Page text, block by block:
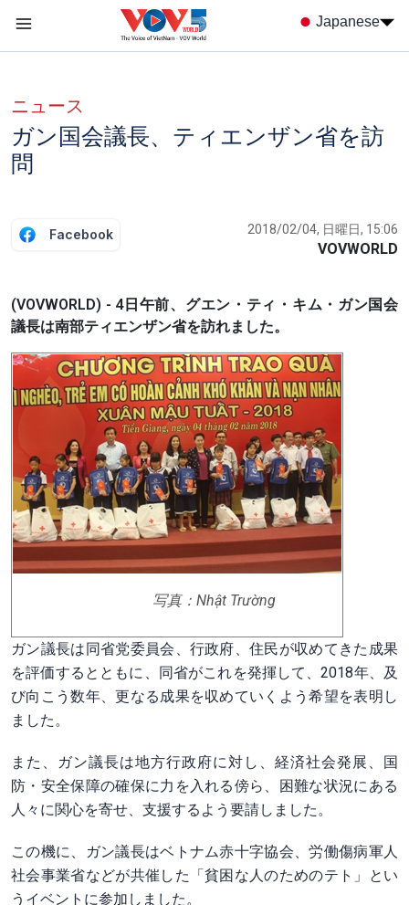
Japanese
ニュース
ガン国会議長、ティエンザン省を訪
問
Facebook 2018/02/04, 日曜日, 15:06
VOVWORLD
(VOVWORLD) - 4日午前、グエン・ティ・キム・ガン国会
議長は南部ティエンザン省を訪れました。
写真：Nhật Trường
ガン議長は同省党委員会、行政府、住民が収めてきた成果
を評価するとともに、同省がこれを発揮して、2018年、及
び向こう数年、更なる成果を収めていくよう希望を表明し
ました。
また、ガン議長は地方行政府に対し、経済社会発展、国
防・安全保障の確保に力を入れる傍ら、困難な状況にある
人々に関心を寄せ、支援するよう要請しました。
この機に、ガン議長はベトナム赤十字協会、労働傷病軍人
社会事業省などが共催した「貧困な人のためのテト」とい
うイベントに参加しました。